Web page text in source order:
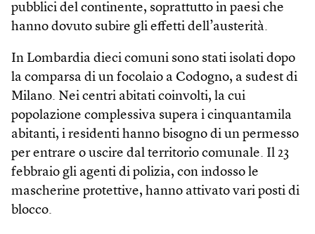
pubblici del continente, soprattutto in paesi che
hanno dovuto subire gli effetti dell’austerità.
In Lombardia dieci comuni sono stati isolati dopo
la comparsa di un focolaio a Codogno, a sudest di
Milano. Nei centri abitati coinvolti, la cui
popolazione complessiva supera i cinquantamila
abitanti, i residenti hanno bisogno di un permesso
per entrare o uscire dal territorio comunale. Il 23
febbraio gli agenti di polizia, con indosso le
mascherine protettive, hanno attivato vari posti di
blocco.